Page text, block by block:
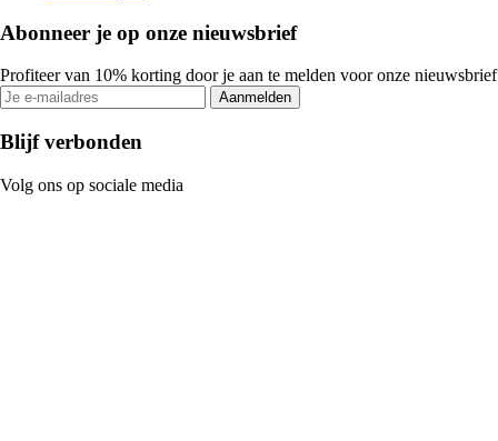
Abonneer je op onze nieuwsbrief
Profiteer van 10% korting door je aan te melden voor onze nieuwsbrief
Aanmelden
Blijf verbonden
Volg ons op sociale media